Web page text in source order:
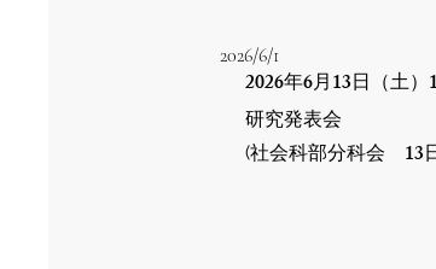
2026/6/1
2026年6月 13日（土）
研究発表会
​(社会科部分科会 13